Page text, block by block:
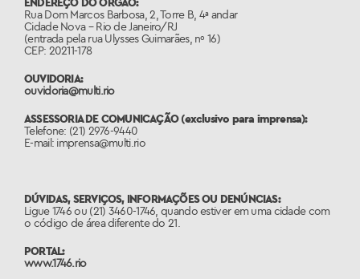
Rua Dom Marcos Barbosa, 2, Torre B, 4ª andar
Cidade Nova – Rio de Janeiro/RJ
(entrada pela rua Ulysses Guimarães, nº 16)
CEP: 20211-178
OUVIDORIA:
ouvidoria@multi.rio
ASSESSORIA DE COMUNICAÇÃO (exclusivo para imprensa):
Telefone: (21) 2976-9440
E-mail: imprensa@multi.rio
DÚVIDAS, SERVIÇOS, INFORMAÇÕES OU DENÚNCIAS:
Ligue 1746 ou (21) 3460-1746, quando estiver em uma cidade com
o código de área diferente do 21.
PORTAL:
www.1746.rio